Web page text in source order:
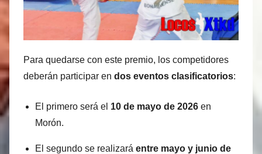
Para quedarse con este premio, los competidores
deberán participar en dos eventos clasificatorios:
El primero será el 10 de mayo de 2026 en
Morón.
El segundo se realizará entre mayo y junio de